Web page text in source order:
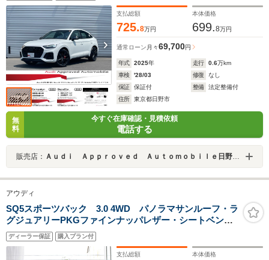
支払総額
725.8万円
本体価格
699.8万円
通常ローン 月々69,700円
年式 2025年 走行 0.6万km
車検
'28/03 修復
なし
保証
保証付 整備
法定整備付
住所
東京都日野市
無
料
今すぐ在庫確認・見積依頼
電話する
販売店： Ａｕｄｉ Ａｐｐｒｏｖｅｄ Ａｕｔｏｍｏｂｉｌｅ日野バイパス（株）ビジョナリング ビジョナグループ
アウディ
SQ5スポーツバック 3.0 4WD パノラマサンルーフ・ラ
グジュアリーPKGファインナッパレザー・シートベンチ
レーション マッサージ機能・マットネオジムゴールドポ
リッシュト21AW・ライティング PKG・ブラックスタイ
リングPKG
ディーラー保証 購入プラン付
支払総額 本体価格